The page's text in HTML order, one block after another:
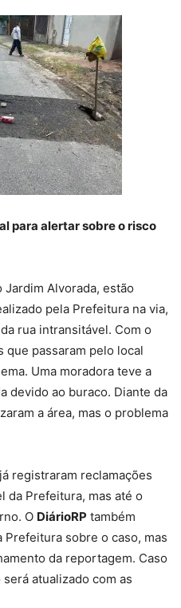
para alertar sobre o risco
Jardim Alvorada, estão
pela Prefeitura na via,
rua intransitável. Com o
que passaram pelo local
Uma moradora teve a
devido ao buraco. Diante da
a área, mas o problema
registraram reclamações
da Prefeitura, mas até o
O DiárioRP também
sobre o caso, mas
da reportagem. Caso
atualizado com as